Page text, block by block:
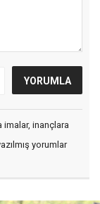
imalar, inançlara
yorumlar